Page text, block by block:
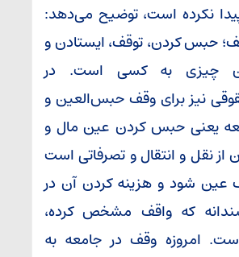
نکرده است، توضیح می‌دهد:
حبس کردن، توقف، ایستادن و
چیزی به کسی است. در
نیز برای وقف حبس‌العین و
یعنی حبس کردن عین مال و
از نقل و انتقال و تصرفاتی است
عین شود و هزینه کردن آن در
که واقف مشخص کرده،
امروزه وقف در جامعه به